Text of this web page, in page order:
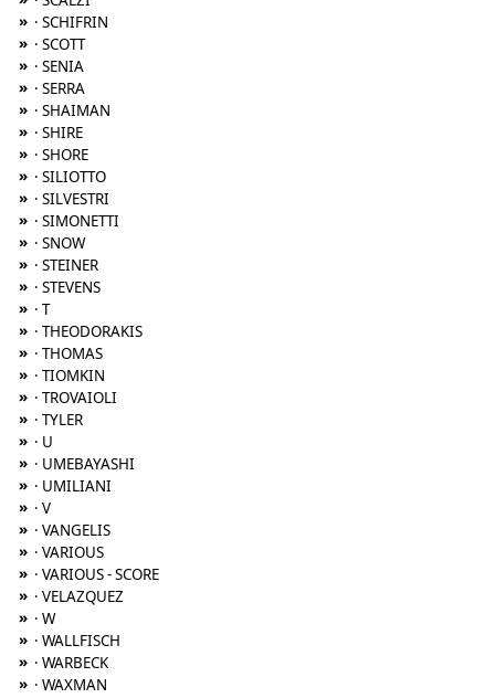
» · SCHIFRIN
» · SCOTT
» · SENIA
» · SERRA
» · SHAIMAN
» · SHIRE
» · SHORE
» · SILIOTTO
» · SILVESTRI
» · SIMONETTI
» · SNOW
» · STEINER
» · STEVENS
» · T
» · THEODORAKIS
» · THOMAS
» · TIOMKIN
» · TROVAIOLI
» · TYLER
» · U
» · UMEBAYASHI
» · UMILIANI
» · V
» · VANGELIS
» · VARIOUS
» · VARIOUS - SCORE
» · VELAZQUEZ
» · W
» · WALLFISCH
» · WARBECK
» · WAXMAN